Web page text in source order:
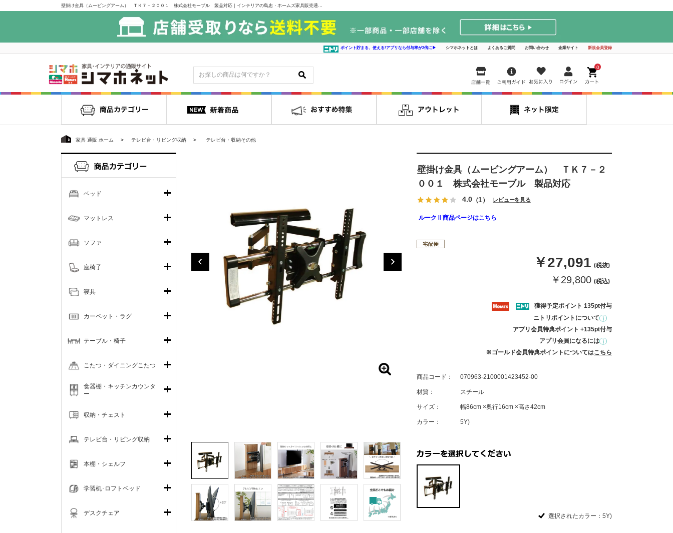
壁掛け金具（ムービングアーム） ＴＫ７－２００１ 株式会社モーブル 製品対応｜インテリアの島忠・ホームズ家具販売通販サイト シマホネット
ポイント貯まる、使える!アプリなら付与率が2倍に▶ シマホネットとは よくあるご質問 お問い合わせ 企業サイト 新規会員登録
0
家具 通販 ホーム テレビ台・リビング収納 テレビ台・収納その他
壁掛け金具（ムービングアーム） ＴＫ７－２
００１ 株式会社モーブル 製品対応
4.0（1） レビューを見る
ルークⅡ商品ページはこちら
￥27,091 (税抜)
￥29,800 (税込)
獲得予定ポイント 135pt付与
ニトリポイントについて
アプリ会員特典ポイント +135pt付与
アプリ会員になるには
※ゴールド会員特典ポイントについてはこちら
商品コード： 070963-2100001423452-00
材質： スチール
サイズ： 幅86cm ×奥行16cm ×高さ42cm
カラー： 5Y)
選択されたカラー：5Y)
ベッド
マットレス
ソファ
寝具
座椅子
カーペット・ラグ
テーブル・椅子
こたつ・ダイニングこたつ
食器棚・キッチンカウンタ
ー
収納・チェスト
テレビ台・リビング収納
本棚・シェルフ
学習机･ロフトベッド
デスクチェア